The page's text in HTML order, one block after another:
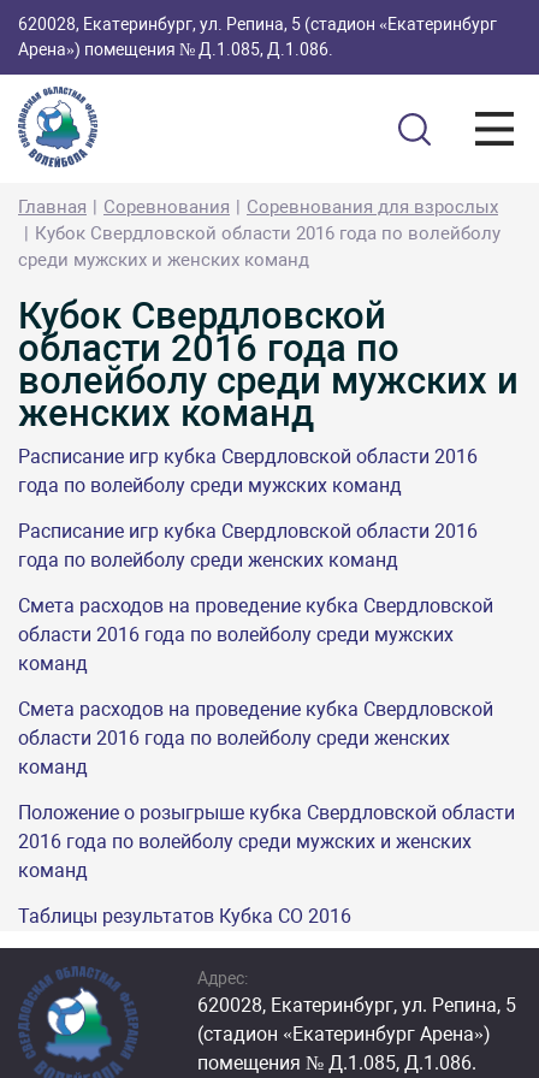
620028, Екатеринбург, ул. Репина, 5 (стадион «Екатеринбург
Арена») помещения № Д.1.085, Д.1.086.
Главная Соревнования
Соревнования для взрослых
Кубок Свердловской области 2016 года по волейболу
среди мужских и женских команд
Кубок Свердловской
области 2016 года по
волейболу среди мужских и
женских команд
Расписание игр кубка Свердловской области 2016
года по волейболу среди мужских команд
Расписание игр кубка Свердловской области 2016
года по волейболу среди женских команд
Смета расходов на проведение кубка Свердловской
области 2016 года по волейболу среди мужских
команд
Смета расходов на проведение кубка Свердловской
области 2016 года по волейболу среди женских
команд
Положение о розыгрыше кубка Свердловской области
2016 года по волейболу среди мужских и женских
команд
Таблицы результатов Кубка СО 2016
Адрес:
620028, Екатеринбург, ул. Репина, 5
(стадион «Екатеринбург Арена»)
помещения № Д.1.085, Д.1.086.